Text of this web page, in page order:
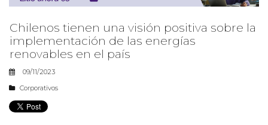
Chilenos tienen una visión positiva sobre la
implementación de las energías
renovables en el país
09/11/2023
Corporativos